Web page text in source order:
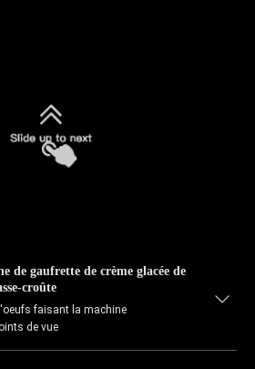
de gaufrette de crème glacée de
croûte
faisant la machine
de vue